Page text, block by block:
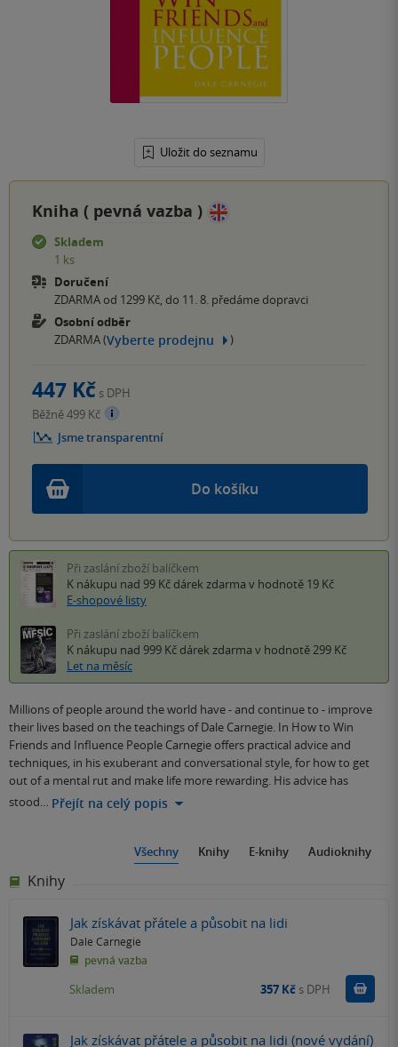
Uložit do seznamu
Kniha ( pevná vazba )
Skladem
1 ks
Doručení
ZDARMA od 1299 Kč, do 11. 8. předáme dopravci
Osobní odběr
ZDARMA (Vyberte prodejnu )
Do košíku
447 Kč s DPH
Běžně 499 Kč
Jsme transparentní
Při zaslání zboží balíčkem
K nákupu nad 99 Kč dárek zdarma v hodnotě 19 Kč
E-shopové listy
Při zaslání zboží balíčkem
K nákupu nad 999 Kč dárek zdarma v hodnotě 299 Kč
Let na měsíc
Millions of people around the world have - and continue to - improve
their lives based on the teachings of Dale Carnegie. In How to Win
Friends and Influence People Carnegie offers practical advice and
techniques, in his exuberant and conversational style, for how to get
out of a mental rut and make life more rewarding. His advice has
stood… Přejít na celý popis
Všechny Knihy E-knihy Audioknihy
Knihy
Jak získávat přátele a působit na lidi
Dale Carnegie
pevná vazba
Skladem 357 Kč s DPH
Jak získávat přátele a působit na lidi (nové vydání)